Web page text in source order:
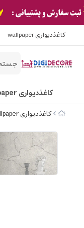
کاغذدیواری wallpaper
کاغذدیواری wallpaper
کاغذدیواری wallpaper